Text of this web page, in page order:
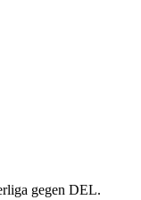
gegen DEL.